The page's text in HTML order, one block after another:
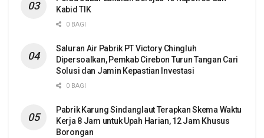
Kabid TIK
0 BAGI
Saluran Air Pabrik PT Victory Chingluh
Dipersoalkan, Pemkab Cirebon Turun Tangan Cari
Solusi dan Jamin Kepastian Investasi
0 BAGI
Pabrik Karung Sindanglaut Terapkan Skema Waktu
Kerja 8 Jam untuk Upah Harian, 12 Jam Khusus
Borongan